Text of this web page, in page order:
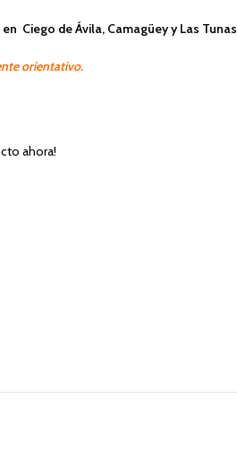
Ciego de Ávila, Camagüey y Las Tunas
orientativo.
ahora!